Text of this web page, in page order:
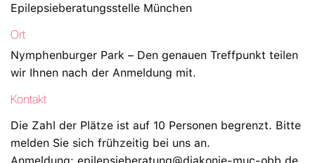
Epilepsieberatungsstelle München
Ort
Nymphenburger Park – Den genauen Treffpunkt teilen
wir Ihnen nach der Anmeldung mit.
Kontakt
Die Zahl der Plätze ist auf 10 Personen begrenzt. Bitte
melden Sie sich frühzeitig bei uns an.
Anmeldung: epilepsieberatung@diakonie-muc-obb.de